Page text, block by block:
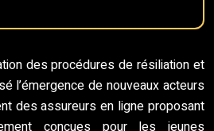
des procédures de résiliation et
l’émergence de nouveaux acteurs
des assureurs en ligne proposant